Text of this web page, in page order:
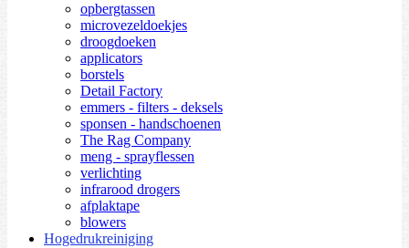
opbergtassen
microvezeldoekjes
droogdoeken
applicators
borstels
Detail Factory
emmers - filters - deksels
sponsen - handschoenen
The Rag Company
meng - sprayflessen
verlichting
infrarood drogers
afplaktape
blowers
Hogedrukreiniging